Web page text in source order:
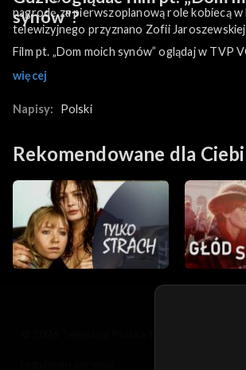
nagrodę za pierwszoplanową role kobiecą
telewizyjnego przyznano Zofii
synów”?
Film pt. „Dom moich synów” oglądaj w TVP
więcej
Napisy: Polski
Rekomendowane dla